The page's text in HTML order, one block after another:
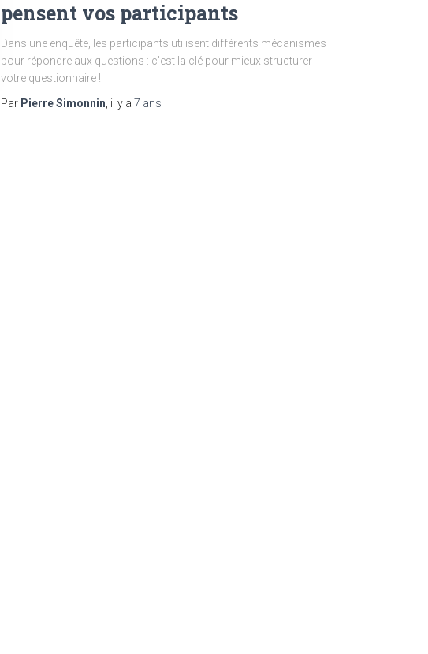
pensent vos participants
Dans une enquête, les participants utilisent différents mécanismes
pour répondre aux questions : c’est la clé pour mieux structurer
votre questionnaire !
Par Pierre Simonnin , il y a 7 ans